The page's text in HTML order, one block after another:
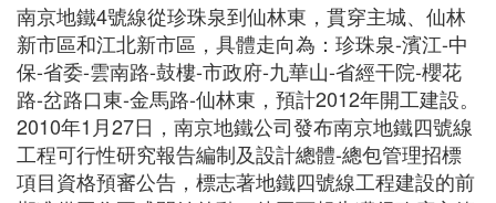
南京地鐵4號線從珍珠泉到仙林東，貫穿主城、仙林
新市區和江北新市區，具體走向為：珍珠泉-濱江-中
保-省委-雲南路-鼓樓-市政府-九華山-省經干院-櫻花
路-岔路口東-金馬路-仙林東，預計2012年開工建設。
2010年1月27日，南京地鐵公司發布南京地鐵四號線
工程可行性研究報告編制及設計總體-總包管理招標
項目資格預審公告，標志著地鐵四號線工程建設的前